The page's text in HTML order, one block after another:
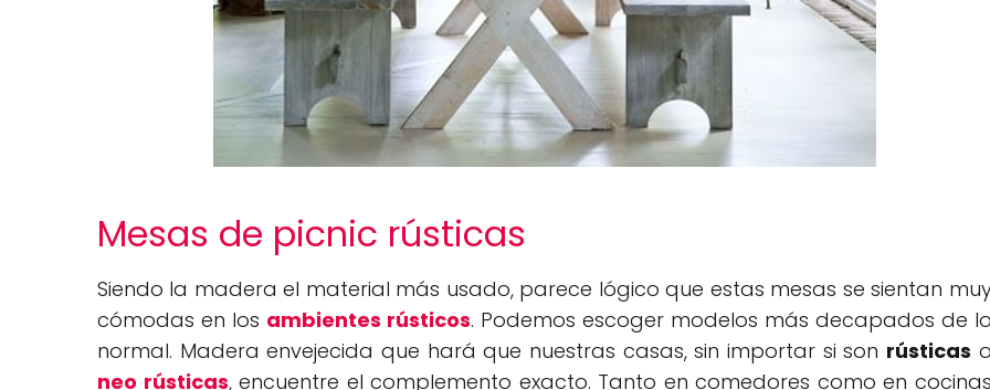
Mesas de picnic rústicas
Siendo la madera el material más usado, parece lógico que estas mesas se sientan
cómodas en los ambientes rústicos. Podemos escoger modelos más decapados de lo
normal. Madera envejecida que hará que nuestras casas, sin importar si son rústicas o
neo rústicas, encuentre el complemento exacto. Tanto en comedores como en cocinas